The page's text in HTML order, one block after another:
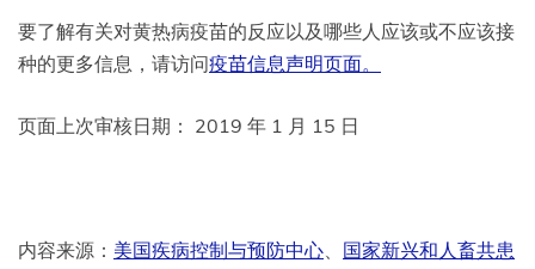
要了解有关对黄热病疫苗的反应以及哪些人应该或不应该接
种的更多信息，请访问疫苗信息声明页面。
页面上次审核日期： 2019 年 1 月 15 日
内容来源： 美国疾病控制与预防中心、 国家新兴和人畜共患